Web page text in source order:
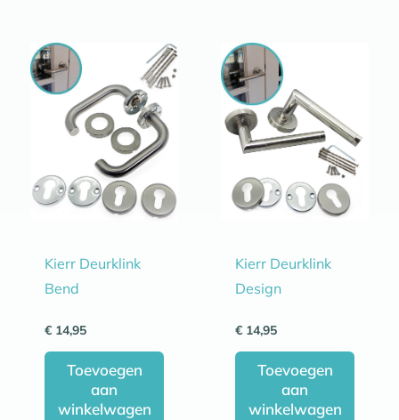
Kierr Deurklink
Bend
€ 14,95
Toevoegen
aan
winkelwagen
Kierr Deurklink
Design
€ 14,95
Toevoegen
aan
winkelwagen